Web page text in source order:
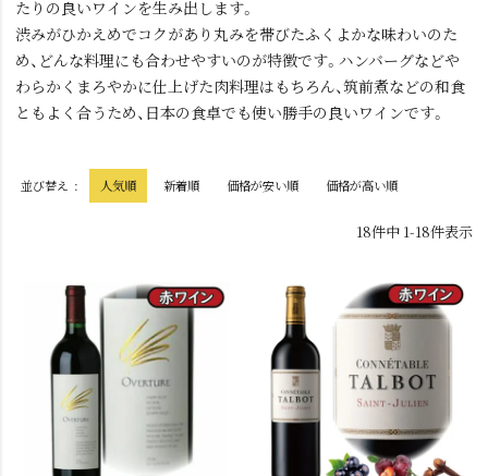
たりの良いワインを生み出します。
渋みがひかえめでコクがあり丸みを帯びたふくよかな味わいのた
め、どんな料理にも合わせやすいのが特徴です。ハンバーグなどや
わらかくまろやかに仕上げた肉料理はもちろん、筑前煮などの和食
ともよく合うため、日本の食卓でも使い勝手の良いワインです。
並び替え 人気順 新着順 価格が安い順 価格が高い順
18件中 1-18件表示